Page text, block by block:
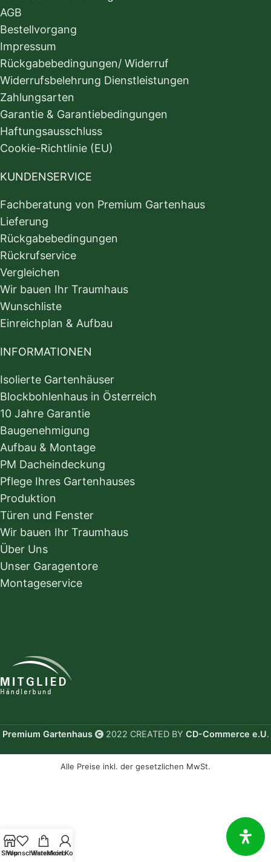
AGB
Bestellvorgang
Impressum
Rückgabebedingungen/ Widerruf
Widerrufsbelehrung Dienstleistungen
Zahlungsarten
Garantie & Garantiebedingungen
Haftungsausschluss
Cookie-Richtlinie (EU)
KUNDENSERVICE
Fachberatung von Premium Gartenhaus
Lieferung
Rückgabebedingungen
Rückrufservice
Vergleichen
Wir bauen Ihr Traumhaus
Wunschliste
Einreichplan & Aufbau
INFORMATIONEN
Isolierte Gartenhäuser
Blockbohlenhaus in Österreich
10 Jahre Garantie
Baugenehmigung
Aufbau & Montage
PM Dacheindeckung
Pflege Ihres Gartenhauses
Produktion
Türen und Fenster
Wir bauen Ihr Traumhaus
Über Uns
Unser Garagentore
Montageservice
Premium Gartenhaus 2022 CREATED BY CD-Commerce e.U.
Shop
WunschlisteWarenkorb
Mein Konto
Alle Preise inkl. der gesetzlichen MwSt.